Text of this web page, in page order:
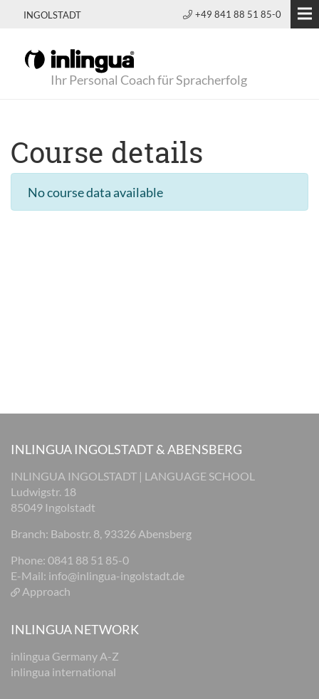
INGOLSTADT +49 841 88 51 85-0
Ihr Personal Coach für Spracherfolg
Course details
No course data available
INLINGUA INGOLSTADT & ABENSBERG
INLINGUA INGOLSTADT | LANGUAGE SCHOOL
Ludwigstr. 18
85049 Ingolstadt
Branch: Babostr. 8, 93326 Abensberg
Phone: 0841 88 51 85-0
E-Mail: info@inlingua-ingolstadt.de
Approach
INLINGUA NETWORK
inlingua Germany A-Z
inlingua international